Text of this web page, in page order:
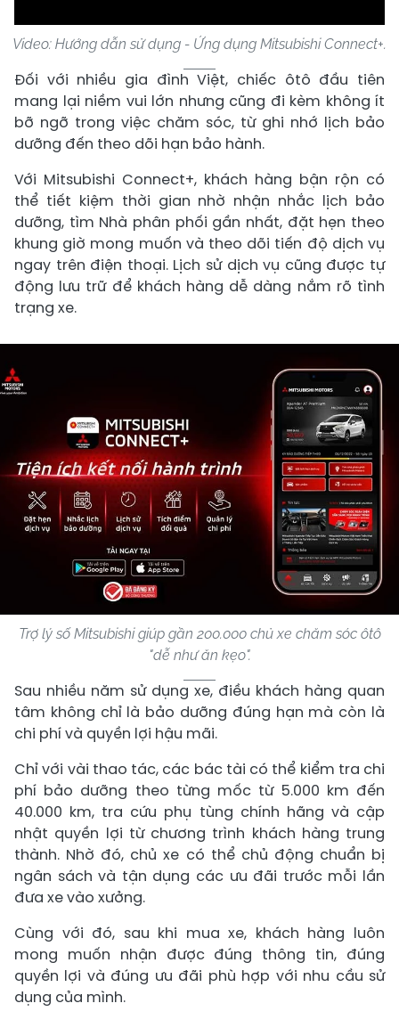
Video: Hướng dẫn sử dụng - Ứng dụng Mitsubishi Connect+.
Đối với nhiều gia đình Việt, chiếc ôtô đầu tiên
mang lại niềm vui lớn nhưng cũng đi kèm không ít
bỡ ngỡ trong việc chăm sóc, từ ghi nhớ lịch bảo
dưỡng đến theo dõi hạn bảo hành.
Với Mitsubishi Connect+, khách hàng bận rộn có
thể tiết kiệm thời gian nhờ nhận nhắc lịch bảo
dưỡng, tìm Nhà phân phối gần nhất, đặt hẹn theo
khung giờ mong muốn và theo dõi tiến độ dịch vụ
ngay trên điện thoại. Lịch sử dịch vụ cũng được tự
động lưu trữ để khách hàng dễ dàng nắm rõ tình
trạng xe.
Trợ lý số Mitsubishi giúp gần 200.000 chủ xe chăm sóc ôtô
"dễ như ăn kẹo".
Sau nhiều năm sử dụng xe, điều khách hàng quan
tâm không chỉ là bảo dưỡng đúng hạn mà còn là
chi phí và quyền lợi hậu mãi.
Chỉ với vài thao tác, các bác tài có thể kiểm tra chi
phí bảo dưỡng theo từng mốc từ 5.000 km đến
40.000 km, tra cứu phụ tùng chính hãng và cập
nhật quyền lợi từ chương trình khách hàng trung
thành. Nhờ đó, chủ xe có thể chủ động chuẩn bị
ngân sách và tận dụng các ưu đãi trước mỗi lần
đưa xe vào xưởng.
Cùng với đó, sau khi mua xe, khách hàng luôn
mong muốn nhận được đúng thông tin, đúng
quyền lợi và đúng ưu đãi phù hợp với nhu cầu sử
dụng của mình.